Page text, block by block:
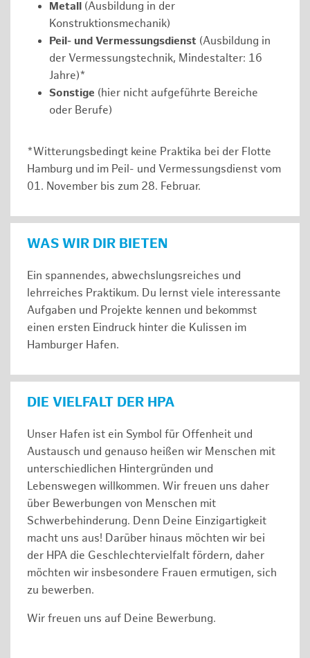
Metall (Ausbildung in der
Konstruktionsmechanik)
Peil- und Vermessungsdienst (Ausbildung in
der Vermessungstechnik, Mindestalter: 16
Jahre)*
Sonstige (hier nicht aufgeführte Bereiche
oder Berufe)
*Witterungsbedingt keine Praktika bei der Flotte
Hamburg und im Peil- und Vermessungsdienst vom
01. November bis zum 28. Februar.
WAS WIR DIR BIETEN
Ein spannendes, abwechslungsreiches und
lehrreiches Praktikum. Du lernst viele interessante
Aufgaben und Projekte kennen und bekommst
einen ersten Eindruck hinter die Kulissen im
Hamburger Hafen.
DIE VIELFALT DER HPA
Unser Hafen ist ein Symbol für Offenheit und
Austausch und genauso heißen wir Menschen mit
unterschiedlichen Hintergründen und
Lebenswegen willkommen. Wir freuen uns daher
über Bewerbungen von Menschen mit
Schwerbehinderung. Denn Deine Einzigartigkeit
macht uns aus! Darüber hinaus möchten wir bei
der HPA die Geschlechtervielfalt fördern, daher
möchten wir insbesondere Frauen ermutigen, sich
zu bewerben.
Wir freuen uns auf Deine Bewerbung.